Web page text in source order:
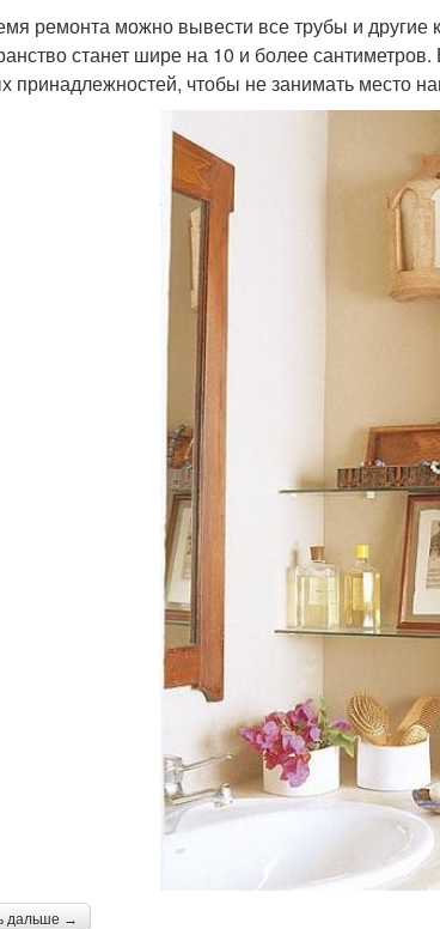
ремонта можно вывести все трубы и другие
станет шире на 10 и более
принадлежностей, чтобы не занимать место
дальше →